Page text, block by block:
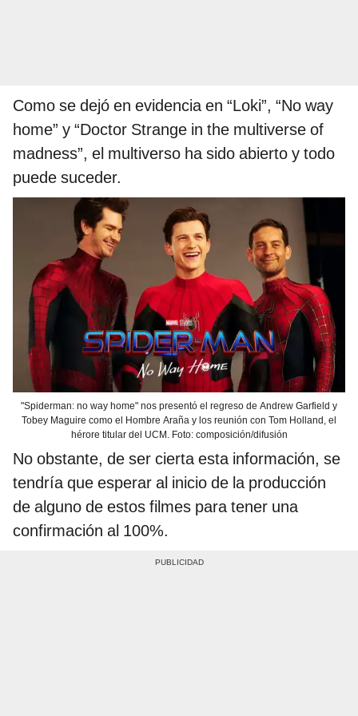
Como se dejó en evidencia en “Loki”, “No way
home” y “Doctor Strange in the multiverse of
madness”, el multiverso ha sido abierto y todo
puede suceder.
"Spiderman: no way home" nos presentó el regreso de Andrew Garfield y
Tobey Maguire como el Hombre Araña y los reunión con Tom Holland, el
hérore titular del UCM. Foto: composición/difusión
No obstante, de ser cierta esta información, se
tendría que esperar al inicio de la producción
de alguno de estos filmes para tener una
confirmación al 100%.